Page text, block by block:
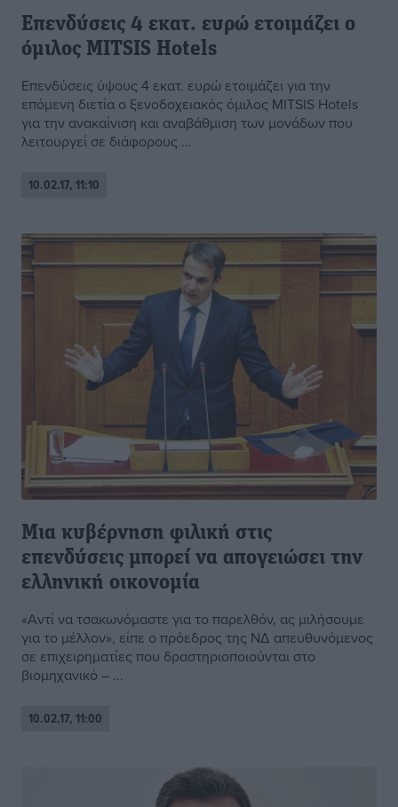
Επενδύσεις 4 εκατ. ευρώ ετοιμάζει ο
όμιλος MITSIS Hotels
Επενδύσεις ύψους 4 εκατ. ευρώ ετοιμάζει για την
επόμενη διετία ο ξενοδοχειακός όμιλος MITSIS Hotels
για την ανακαίνιση και αναβάθμιση των μονάδων που
λειτουργεί σε διάφορους ...
10.02.17, 11:10
Μια κυβέρνηση φιλική στις
επενδύσεις μπορεί να απογειώσει την
ελληνική οικονομία
«Αντί να τσακωνόμαστε για το παρελθόν, ας μιλήσουμε
για το μέλλον», είπε ο πρόεδρος της ΝΔ απευθυνόμενος
σε επιχειρηματίες που δραστηριοποιούνται στο
βιομηχανικό – ...
10.02.17, 11:00